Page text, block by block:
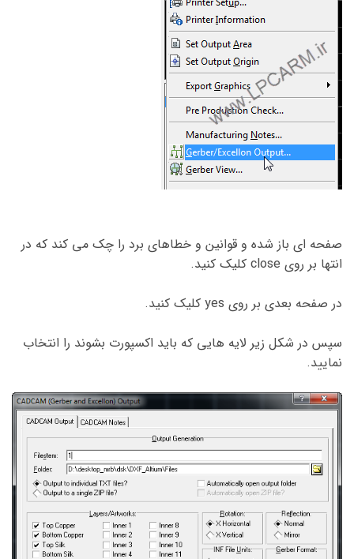
صفحه ای باز شده و قوانین و خطاهای برد را چک می کند که در
انتها بر روی close کلیک کنید.
در صفحه بعدی بر روی yes کلیک کنید.
سپس در شکل زیر لایه هایی که باید اکسپورت بشوند را انتخاب
نمایید.